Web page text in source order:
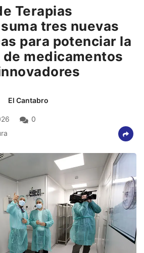
Terapias
tres nuevas
para potenciar la
medicamentos
El Cantabro
0